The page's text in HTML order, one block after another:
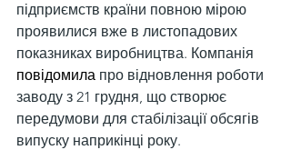
підприємств країни повною мірою
проявилися вже в листопадових
показниках виробництва. Компанія
повідомила про відновлення роботи
заводу з 21 грудня, що створює
передумови для стабілізації обсягів
випуску наприкінці року.